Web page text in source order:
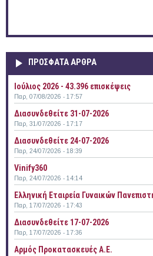
ΠΡΟΣΦΑΤΑ ΑΡΘΡΑ
Ιούλιος 2026 - 43.396 επισκέψεις
Παρ, 07/08/2026 - 17:57
Διασυνδεθείτε 31-07-2026
Παρ, 31/07/2026 - 17:17
Διασυνδεθείτε 24-07-2026
Παρ, 24/07/2026 - 18:39
Vinify360
Παρ, 24/07/2026 - 14:14
Ελληνική Εταιρεία Γυναικών
Παρ, 17/07/2026 - 17:43
Διασυνδεθείτε 17-07-2026
Παρ, 17/07/2026 - 17:36
Αρμός Προκατασκευές Α.Ε.